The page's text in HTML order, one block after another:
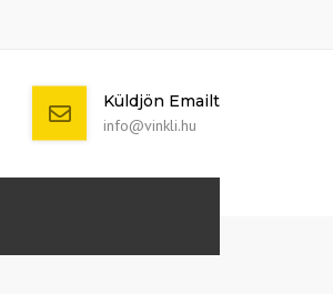
Küldjön Emailt
info@vinkli.hu